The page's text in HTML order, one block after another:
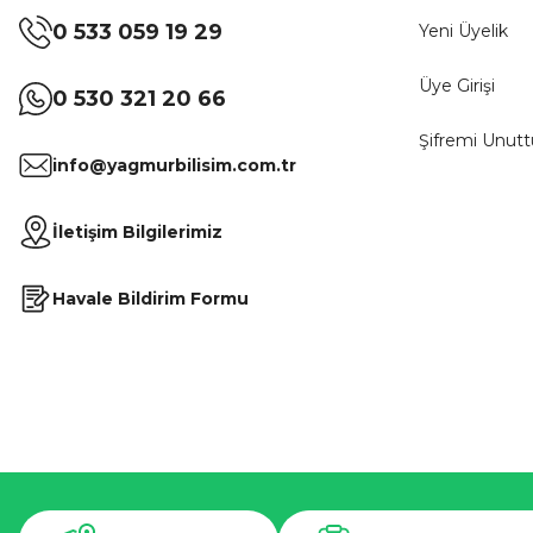
0 533 059 19 29
0 530 321 20 66
info@yagmurbilisim.com.tr
İletişim Bilgilerimiz
Havale Bildirim Formu
Yeni Üyelik
Üye Girişi
Şifremi